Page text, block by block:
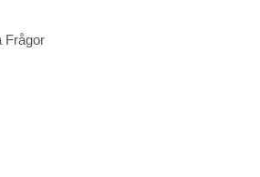
Frågor